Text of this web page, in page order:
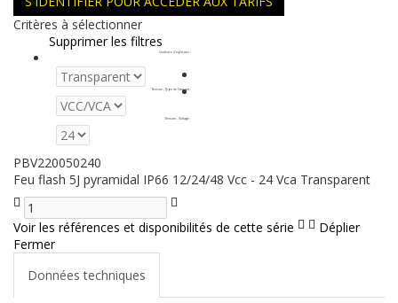
Critères à sélectionner
Supprimer les filtres
Couleurs d'optiques :
Tension - Type de Courant :
Tension - Voltage :
PBV220050240
Feu flash 5J pyramidal IP66 12/24/48 Vcc - 24 Vca Transparent
Voir les références et disponibilités de cette série
Déplier
Fermer
Données techniques